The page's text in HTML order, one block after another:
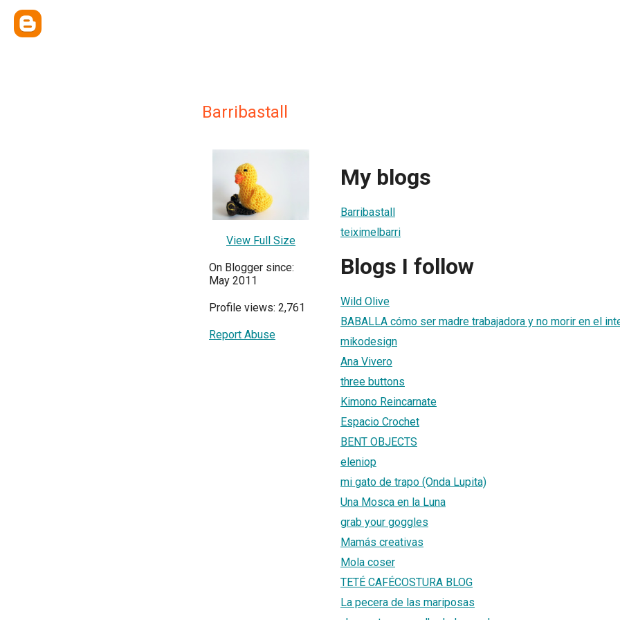
Barribastall
View Full Size
On Blogger since:
May 2011
Profile views: 2,761
Report Abuse
My blogs
Barribastall
teiximelbarri
Blogs I follow
Wild Olive
BABALLA cómo ser madre trabajadora y no morir en el
mikodesign
Ana Vivero
three buttons
Kimono Reincarnate
Espacio Crochet
BENT OBJECTS
eleniop
mi gato de trapo (Onda Lupita)
Una Mosca en la Luna
grab your goggles
Mamás creativas
Mola coser
TETÉ CAFÉCOSTURA BLOG
La pecera de las mariposas